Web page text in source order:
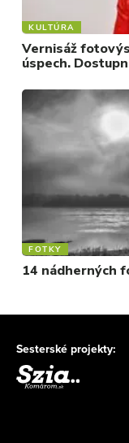
KULTÚRA
Vernisáž
úspech.
FOTKY
14 nádherných
Sesterské projekty: